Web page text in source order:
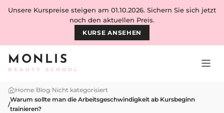
Skip to content
MONLIS
BEAUTY SCHOOL
Unsere Kurspreise steigen am 01.10.2026. Sichern Sie sich jetzt
noch den aktuellen Preis.
KURSE ANSEHEN
Home/Blog/Nicht kategorisiert
/
Warum sollte man die Arbeitsgeschwindigkeit ab Kursbeginn
trainieren?